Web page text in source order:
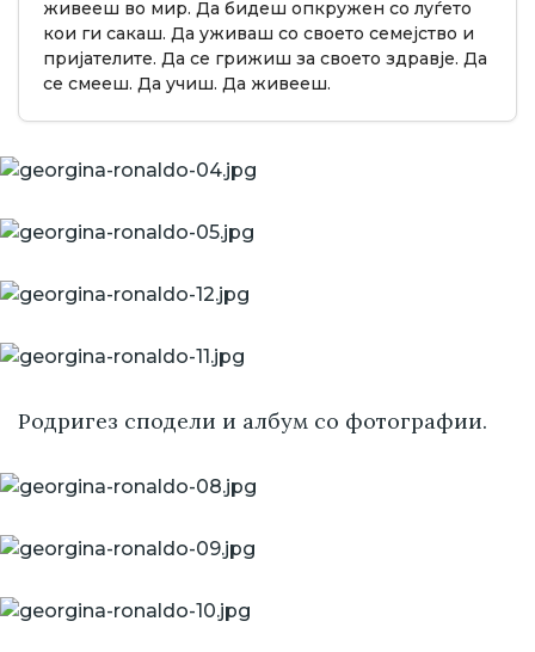
живееш во мир. Да бидеш опкружен со луѓето
кои ги сакаш. Да уживаш со своето семејство и
пријателите. Да се грижиш за своето здравје. Да
се смееш. Да учиш. Да живееш.
Родригез сподели и албум со фотографии.